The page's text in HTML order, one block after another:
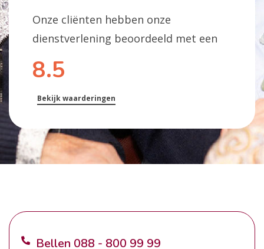
Onze cliënten hebben onze
dienstverlening beoordeeld met een
8.5
Bekijk waarderingen
Bellen 088 - 800 99 99